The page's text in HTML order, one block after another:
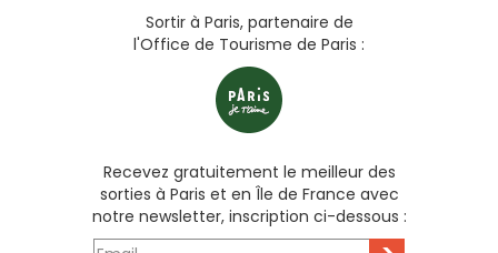
Sortir à Paris, partenaire de
l'Office de Tourisme de Paris :
Recevez gratuitement le meilleur des
sorties à Paris et en Île de France avec
notre newsletter, inscription ci-dessous :